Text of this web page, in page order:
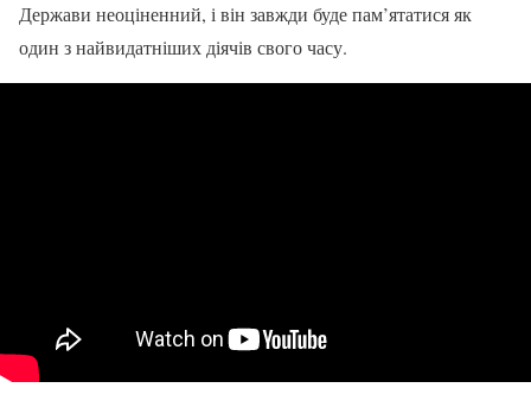
Держави неоціненний, і він завжди буде пам’ятатися як
один з найвидатніших діячів свого часу.